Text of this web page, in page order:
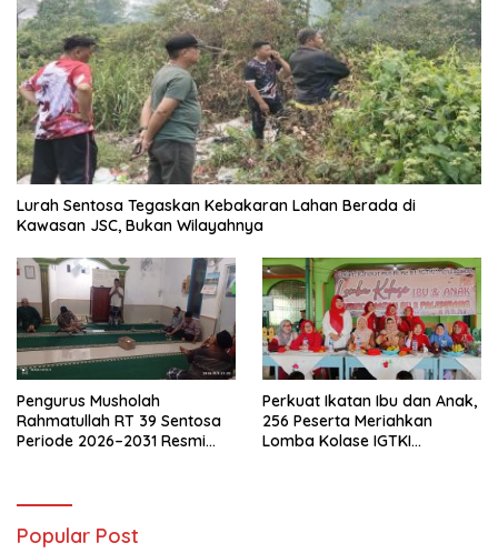
Lurah Sentosa Tegaskan Kebakaran Lahan Berada di
Kawasan JSC, Bukan Wilayahnya
Pengurus Musholah
Rahmatullah RT 39 Sentosa
Periode 2026–2031 Resmi
Perkuat Ikatan Ibu dan Anak,
256 Peserta Meriahkan
Lomba Kolase IGTKI
Popular Post